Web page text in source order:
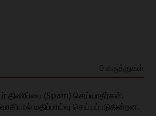
0 கருத்துகள்
திணிப்பை (Spam) செய்யாதீர்கள்.
மதிப்பாய்வு செய்யப்படுகின்றன.